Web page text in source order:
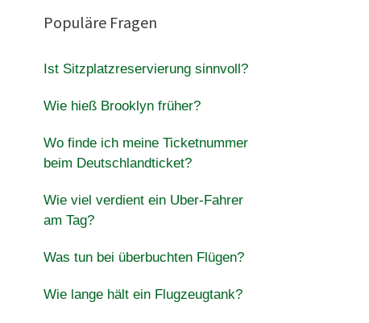
Populäre Fragen
Ist Sitzplatzreservierung sinnvoll?
Wie hieß Brooklyn früher?
Wo finde ich meine Ticketnummer
beim Deutschlandticket?
Wie viel verdient ein Uber-Fahrer
am Tag?
Was tun bei überbuchten Flügen?
Wie lange hält ein Flugzeugtank?